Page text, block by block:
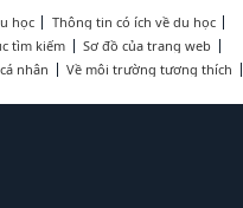
học
Thông tin có ích về du học
tìm kiếm
Sơ đồ của trang web
nhân Về môi trường tương thích